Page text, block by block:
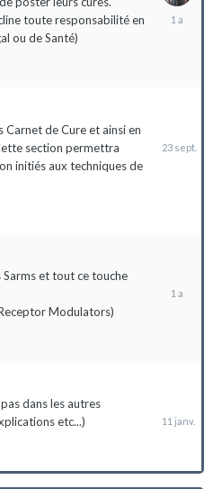
toute responsabilité en
ou de Santé)
28
de Cure et ainsi en
section permettra
initiés aux techniques de
2023
Sarms et tout ce touche
Modulators)
2022
dans les autres
etc...)